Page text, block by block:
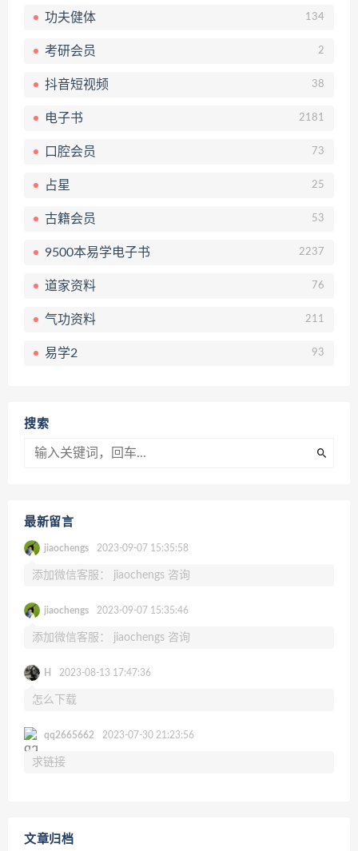
功夫健体 134
考研会员 2
抖音短视频 38
电子书 2181
口腔会员 73
占星 25
古籍会员 53
9500本易学电子书 2237
道家资料 76
气功资料 211
易学2 93
搜索
最新留言
jiaochengs 2023-09-07 15:35:58
添加微信客服： jiaochengs 咨询
jiaochengs 2023-09-07 15:35:46
添加微信客服： jiaochengs 咨询
H 2023-08-13 17:47:36
怎么下载
qq2665662 2023-07-30 21:23:56
求链接
文章归档